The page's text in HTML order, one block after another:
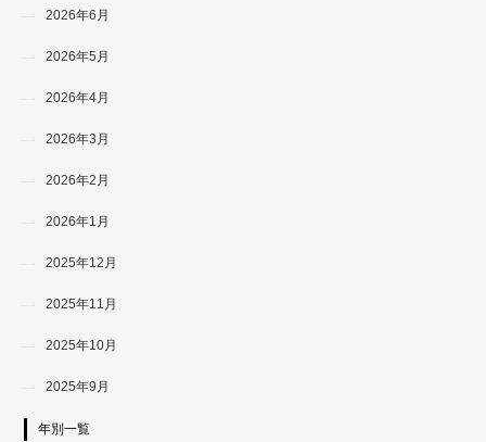
2026年6月
2026年5月
2026年4月
2026年3月
2026年2月
2026年1月
2025年12月
2025年11月
2025年10月
2025年9月
年別一覧